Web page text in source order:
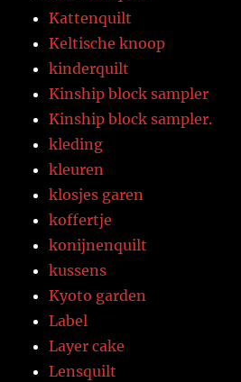
Kattenquilt
Keltische knoop
kinderquilt
Kinship block sampler
Kinship block sampler.
kleding
kleuren
klosjes garen
koffertje
konijnenquilt
kussens
Kyoto garden
Label
Layer cake
Lensquilt